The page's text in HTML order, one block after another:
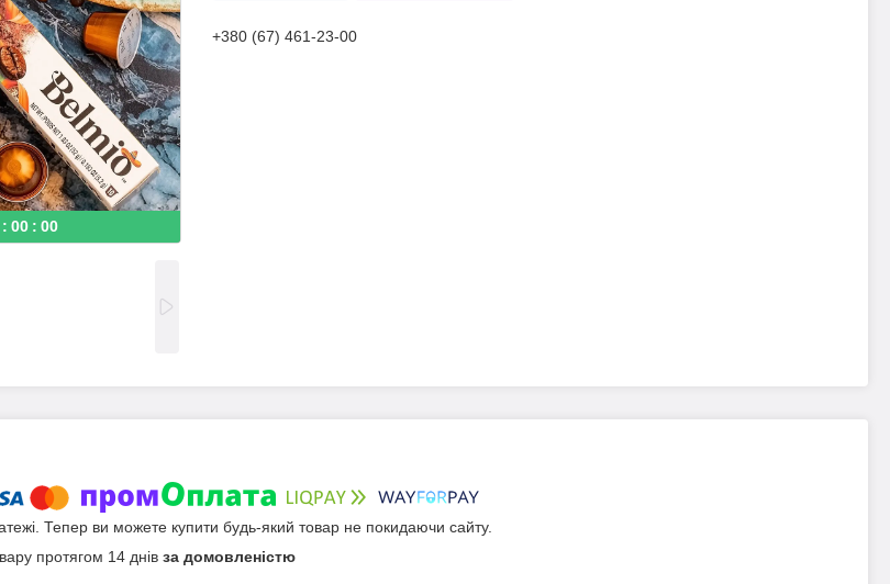
00 00
+380 (67) 461-23-00
Тепер ви можете купити будь-який товар не покидаючи сайту.
протягом 14 днів за домовленістю